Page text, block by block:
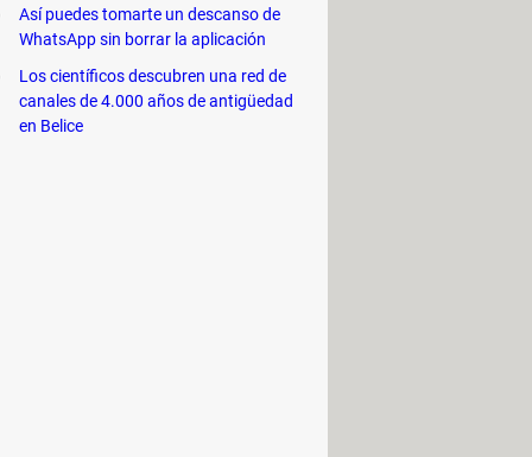
Es compatible con Windows 11
montar imágenes de CD y
disco duro e ingresarlas a tu
B5T, B6T, BWT, CCD, CDI, BIN,
Así puedes tomarte un descanso de
WhatsApp sin borrar la aplicación
Los científicos descubren una red de
canales de 4.000 años de antigüedad
en Belice